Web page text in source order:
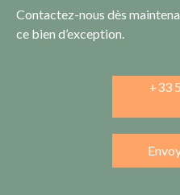
Contactez-nous dès
ce bien d’exception.
+33